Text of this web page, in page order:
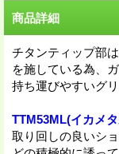
商品詳細
チタンティップ部
を施している為、
持ち運びやすいグ
TTM53ML(イカメ
取り回しの良いシ